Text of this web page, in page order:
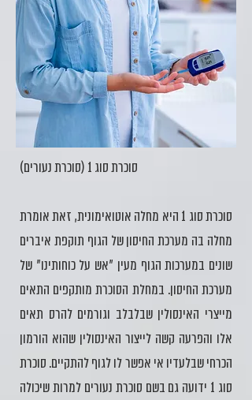
סוכרת סוג 1 (סוכרת נעורים)
סוכרת סוג 1 היא מחלה אוטואימונית, זאת אומרת
מחלה בה מערכת החיסון של הגוף תוקפת איברים
שונים במערכות הגוף מעין "אש על כוחותינו" של
מערכת החיסון. במחלת הסוכרת מותקפים התאים
מייצרי האינסולין שבלבלב וגורמים להרס תאים
אלו והפרעה קשה לייצור האינסולין שהוא הורמון
הכרחי שבלעדיו אי אפשר לו לגוף להתקיים. סוכרת
סוג 1 ידועה גם בשם סוכרת נעורים למרות שיכולה